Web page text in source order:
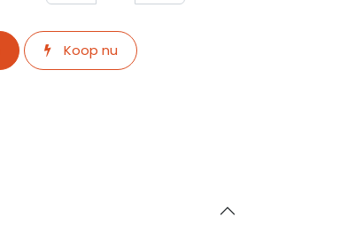
Koop nu